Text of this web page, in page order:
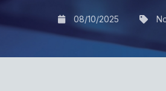
08/10/2025